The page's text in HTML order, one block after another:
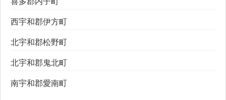
西宇和郡伊方町
北宇和郡松野町
北宇和郡鬼北町
南宇和郡愛南町